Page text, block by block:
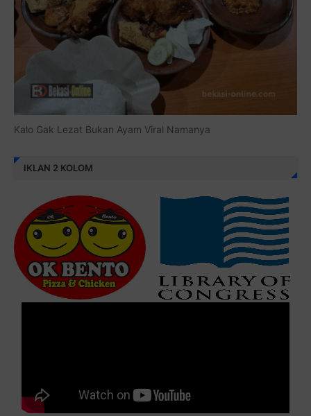
Kalo Gak Lezat Bukan Ayam Viral Namanya
IKLAN 2 KOLOM